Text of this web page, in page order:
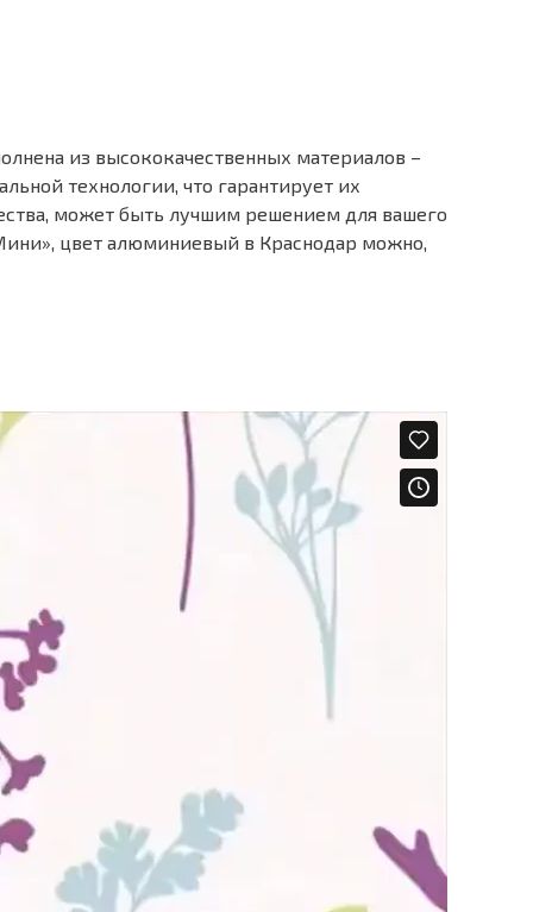
из высококачественных материалов –
технологии, что гарантирует их
может быть лучшим решением для вашего
цвет алюминиевый в Краснодар можно,